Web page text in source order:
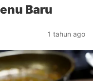
Baru
1 tahun ago